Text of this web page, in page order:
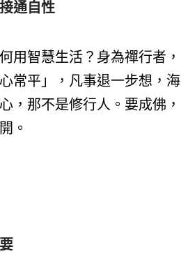
通自性
用智慧生活？身為禪行者，
常平」，凡事退一步想，海
，那不是修行人。要成佛，
。